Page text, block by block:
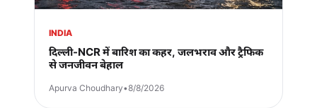
INDIA
दिल्ली-NCR में बारिश का कहर, जलभराव और ट्रैफिक
से जनजीवन बेहाल
Apurva Choudhary•8/8/2026